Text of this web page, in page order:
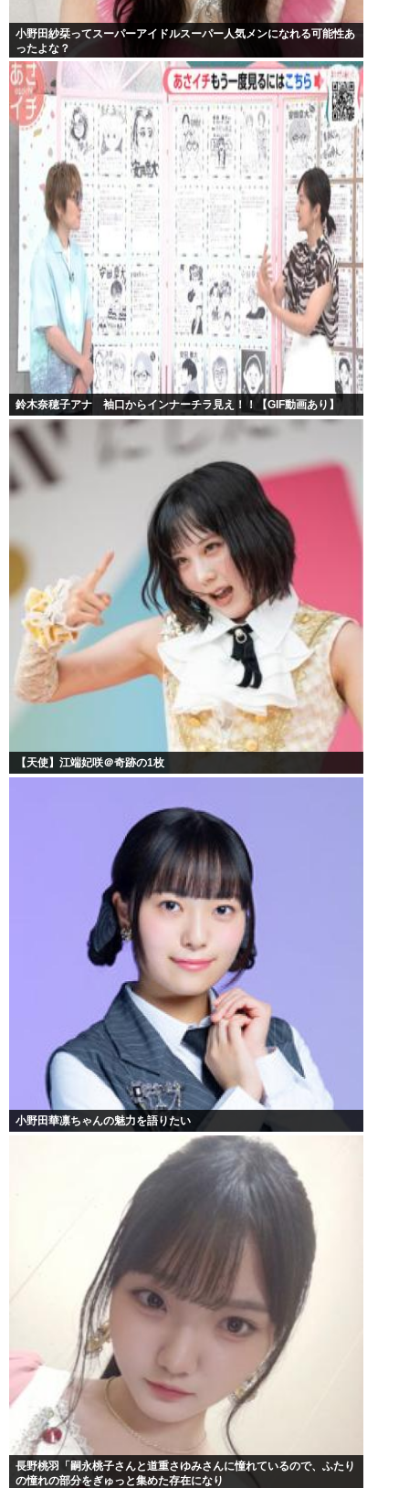
小野田紗栞ってスーパーアイドルスーパー人気メンになれる可能性あ
ったよな？
鈴木奈穂子アナ 袖口からインナーチラ見え！！【GIF動画あり】
【天使】江端妃咲＠奇跡の1枚
小野田華凛ちゃんの魅力を語りたい
長野桃羽「嗣永桃子さんと道重さゆみさんに憧れているので、ふたり
の憧れの部分をぎゅっと集めた存在になり